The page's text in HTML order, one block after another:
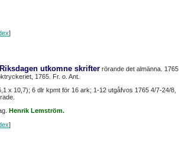
]
utkomne skrifter rörande det almänna. 1765
1765. Fr. o. Ant.
x 10,7); 6 dlr kpmt för 16 ark; 1-12 utgåfvos 1765 4/7-24/8,
Henrik Lemström.
]